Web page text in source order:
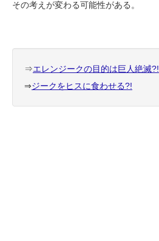
その考えが変わる可能性がある。
⇒エレンジークの目的は巨人絶滅?!
⇒ジークをヒスに食わせる?!